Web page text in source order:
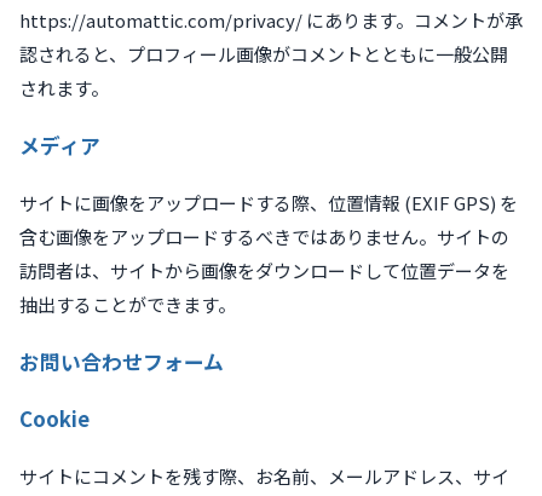
https://automattic.com/privacy/ にあります。コメントが承
認されると、プロフィール画像がコメントとともに一般公開
されます。
メディア
サイトに画像をアップロードする際、位置情報 (EXIF GPS) を
含む画像をアップロードするべきではありません。サイトの
訪問者は、サイトから画像をダウンロードして位置データを
抽出することができます。
お問い合わせフォーム
Cookie
サイトにコメントを残す際、お名前、メールアドレス、サイ